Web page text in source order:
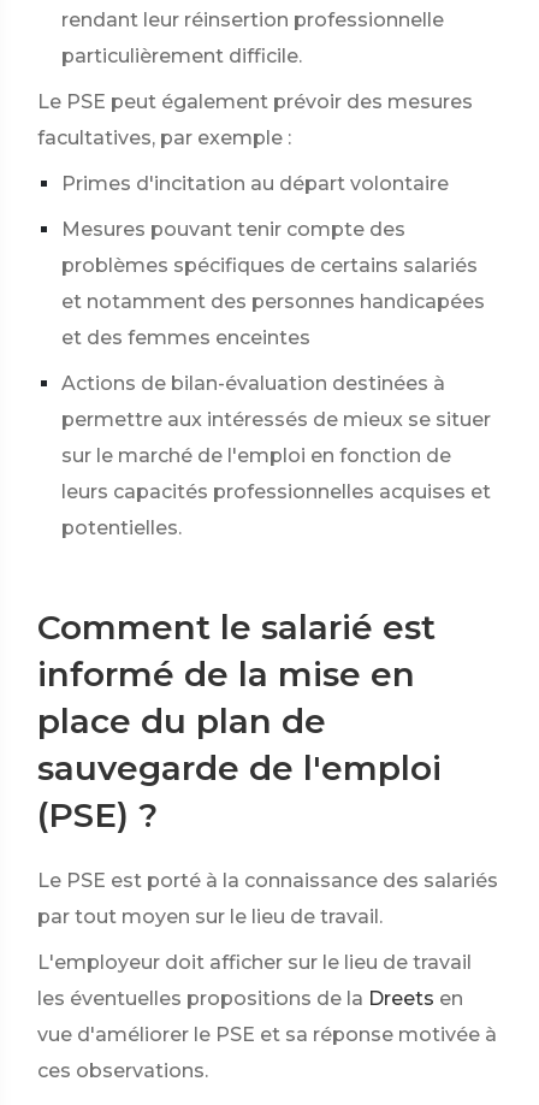
rendant leur réinsertion professionnelle
particulièrement difficile.
Le PSE peut également prévoir des mesures
facultatives, par exemple :
Primes d'incitation au départ volontaire
Mesures pouvant tenir compte des
problèmes spécifiques de certains salariés
et notamment des personnes handicapées
et des femmes enceintes
Actions de bilan-évaluation destinées à
permettre aux intéressés de mieux se situer
sur le marché de l'emploi en fonction de
leurs capacités professionnelles acquises et
potentielles.
Comment le salarié est
informé de la mise en
place du plan de
sauvegarde de l'emploi
(PSE) ?
Le PSE est porté à la connaissance des salariés
par tout moyen sur le lieu de travail.
L'employeur doit afficher sur le lieu de travail
les éventuelles propositions de la Dreets en
vue d'améliorer le PSE et sa réponse motivée à
ces observations.